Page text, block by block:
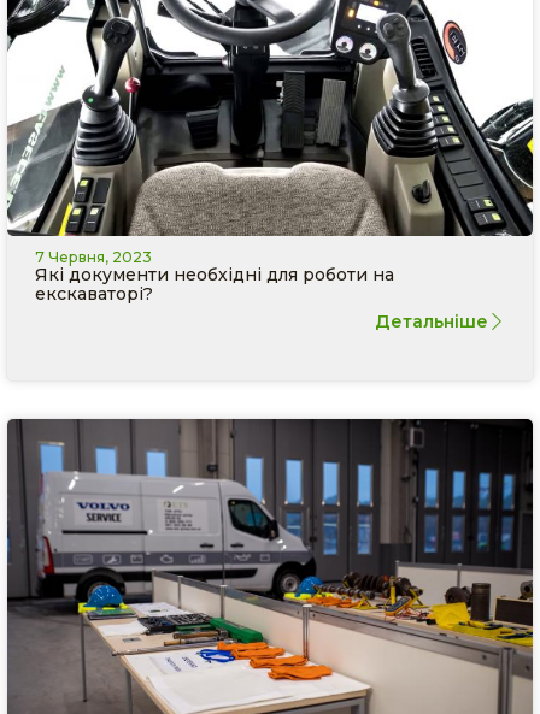
7 Червня, 2023
Які документи необхідні для роботи на
екскаваторі?
Детальніше